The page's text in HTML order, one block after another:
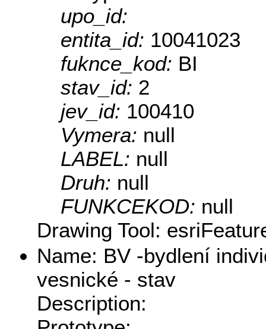
upo_id:
entita_id: 10041023
fuknce_kod: BI
stav_id: 2
jev_id: 100410
Vymera: null
LABEL: null
Druh: null
FUNKCEKOD: null
Drawing Tool:
Name: BV -bydlení
vesnické - stav
Description: